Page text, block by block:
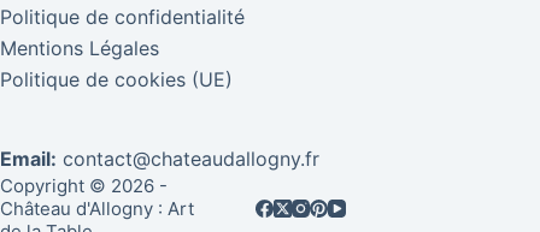
Politique de confidentialité
Mentions Légales
Politique de cookies (UE)
Email: contact@chateaudallogny.fr
Copyright © 2026 -
Château d'Allogny : Art